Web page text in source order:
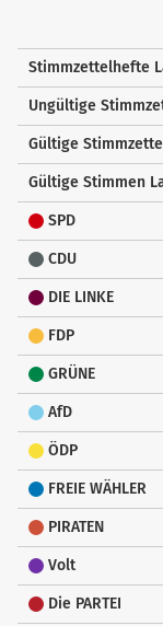
Stimmzettelhefte
Ungültige
Gültige
Gültige Stimmen
SPD
CDU
DIE LINKE
FDP
GRÜNE
AfD
ÖDP
FREIE WÄHLER
PIRATEN
Volt
Die PARTEI